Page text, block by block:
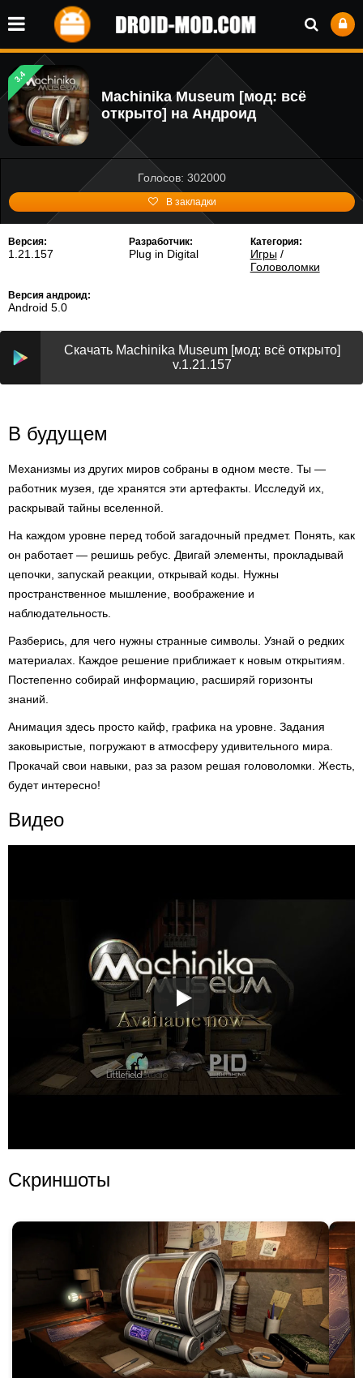
3.4
Machinika Museum [мод: всё
открыто] на Андроид
Голосов: 302000
В закладки
Версия:
1.21.157
Разработчик:
Plug in Digital
Категория:
Игры/
Головоломки
Версия андроид:
Android 5.0
Скачать Machinika Museum [мод: всё открыто]
v.1.21.157
В будущем
Механизмы из других миров собраны в одном месте. Ты —
работник музея, где хранятся эти артефакты. Исследуй их,
раскрывай тайны вселенной.
На каждом уровне перед тобой загадочный предмет. Понять, как
он работает — решишь ребус. Двигай элементы, прокладывай
цепочки, запускай реакции, открывай коды. Нужны
пространственное мышление, воображение и
наблюдательность.
Разберись, для чего нужны странные символы. Узнай о редких
материалах. Каждое решение приближает к новым открытиям.
Постепенно собирай информацию, расширяй горизонты
знаний.
Анимация здесь просто кайф, графика на уровне. Задания
заковыристые, погружают в атмосферу удивительного мира.
Прокачай свои навыки, раз за разом решая головоломки. Жесть,
будет интересно!
Видео
Скриншоты